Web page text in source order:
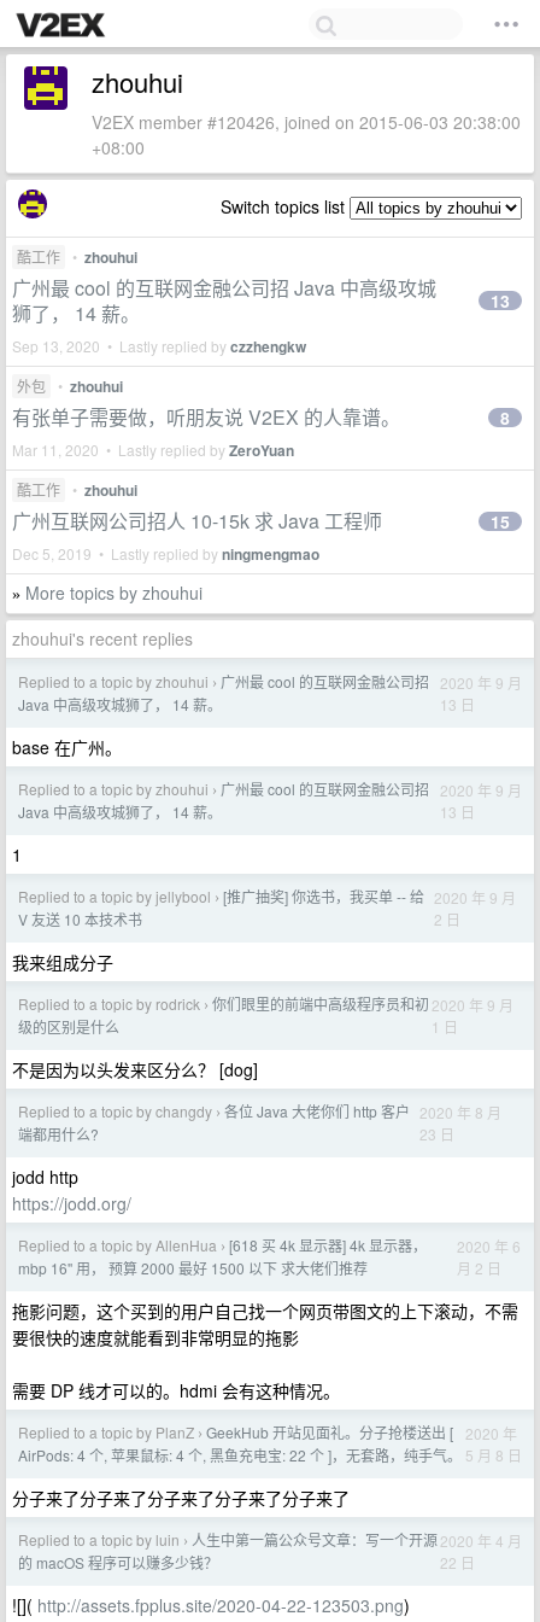
zhouhui
V2EX member #120426, joined on 2015-06-03 20:38:00
+08:00
Switch topics list
酷工作 • zhouhui
广州最 cool 的互联网金融公司招 Java 中高级攻城
狮了， 14 薪。
Sep 13, 2020 • Lastly replied byczzhengkw
13
外包 • zhouhui
有张单子需要做，听朋友说 V2EX 的人靠谱。
Mar 11, 2020 • Lastly replied byZeroYuan
8
酷工作 • zhouhui
广州互联网公司招人 10-15k 求 Java 工程师
Dec 5, 2019 • Lastly replied byningmengmao
15
» More topics by zhouhui
zhouhui's recent replies
Replied to a topic by zhouhui › 广州最 cool 的互联网金融公司招
Java 中高级攻城狮了， 14 薪。
2020 年 9 月
13 日
base 在广州。
Replied to a topic by zhouhui › 广州最 cool 的互联网金融公司招
Java 中高级攻城狮了， 14 薪。
2020 年 9 月
13 日
1
Replied to a topic by jellybool › [推广抽奖] 你选书，我买单 -- 给
V 友送 10 本技术书
2020 年 9 月
2 日
我来组成分子
Replied to a topic by rodrick › 你们眼里的前端中高级程序员和初
级的区别是什么
2020 年 9 月
1 日
不是因为以头发来区分么？ [dog]
Replied to a topic by changdy › 各位 Java 大佬你们 http 客户
端都用什么?
2020 年 8 月
23 日
jodd http
https://jodd.org/
Replied to a topic by AllenHua › [618 买 4k 显示器] 4k 显示器，
mbp 16'' 用， 预算 2000 最好 1500 以下 求大佬们推荐
2020 年 6
月 2 日
拖影问题，这个买到的用户自己找一个网页带图文的上下滚动，不需
要很快的速度就能看到非常明显的拖影
需要 DP 线才可以的。hdmi 会有这种情况。
Replied to a topic by PlanZ › GeekHub 开站见面礼。分子抢楼送出 [
AirPods: 4 个, 苹果鼠标: 4 个, 黑鱼充电宝: 22 个 ]，无套路，纯手气。
2020 年
5 月 8 日
分子来了分子来了分子来了分子来了分子来了
Replied to a topic by luin › 人生中第一篇公众号文章：写一个开源
的 macOS 程序可以赚多少钱？
2020 年 4 月
22 日
![]( http://assets.fpplus.site/2020-04-22-123503.png)